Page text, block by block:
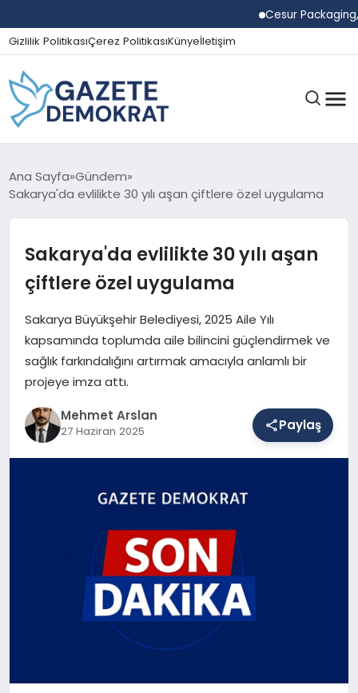
Cesur Packaging,
Gizlilik PolitikasıÇerez PolitikasıKünyeİletişim
GÜNDEM
SPOR
MAGAZIN
SAĞLIK
Ana Sayfa Gündem
Sakarya'da evlilikte 30 yılı aşan çiftlere özel uygulama
Sakarya'da evlilikte 30 yılı aşan
çiftlere özel uygulama
Sakarya Büyükşehir Belediyesi, 2025 Aile Yılı
kapsamında toplumda aile bilincini güçlendirmek ve
sağlık farkındalığını artırmak amacıyla anlamlı bir
projeye imza attı.
Mehmet Arslan
27 Haziran 2025 Paylaş